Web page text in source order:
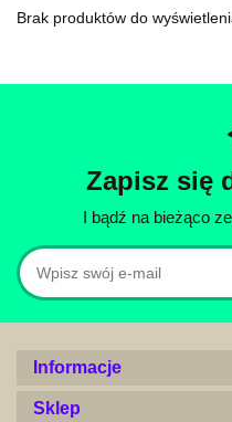
Brak produktów do
Zapisz się
I bądź na bieżąco
Informacje
Sklep